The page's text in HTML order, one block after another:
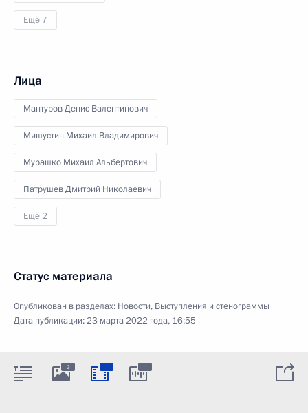
Ещё 7
Лица
Мантуров Денис Валентинович
Мишустин Михаил Владимирович
Мурашко Михаил Альбертович
Патрушев Дмитрий Николаевич
Ещё 2
Статус материала
Опубликован в разделах: Новости, Выступления и стенограммы
Дата публикации:23 марта 2022 года, 16:55
3 : :